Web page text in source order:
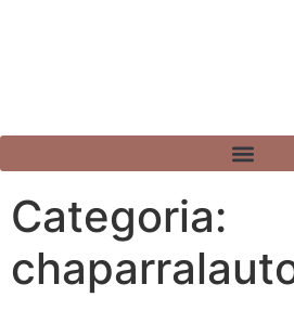
Categoria: